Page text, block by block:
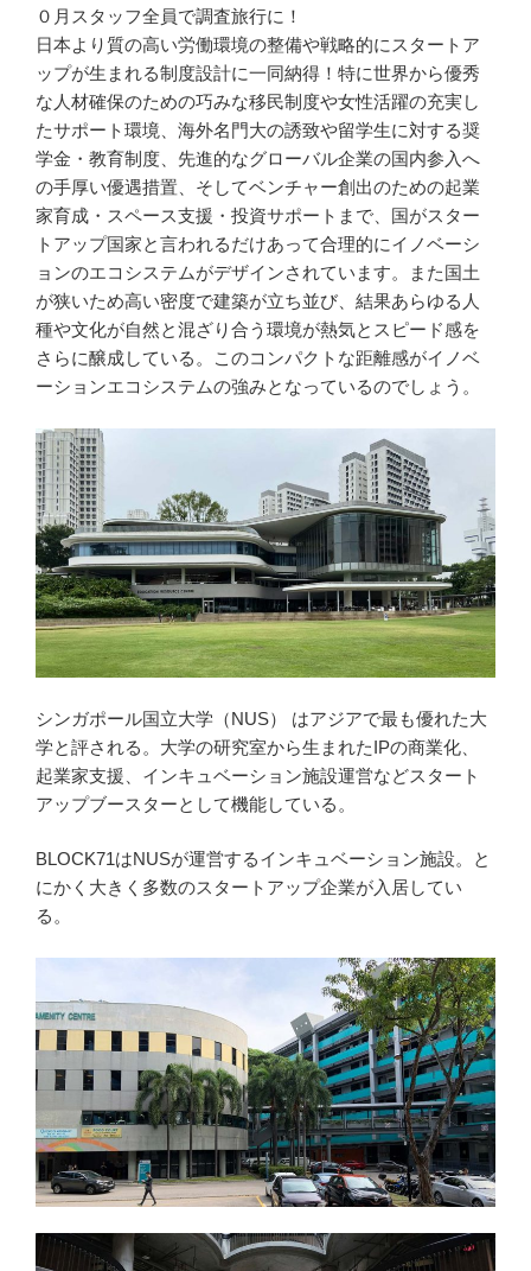
０月スタッフ全員で調査旅行に！
日本より質の高い労働環境の整備や戦略的にスタートア
ップが生まれる制度設計に一同納得！特に世界から優秀
な人材確保のための巧みな移民制度や女性活躍の充実し
たサポート環境、海外名門大の誘致や留学生に対する奨
学金・教育制度、先進的なグローバル企業の国内参入へ
の手厚い優遇措置、そしてベンチャー創出のための起業
家育成・スペース支援・投資サポートまで、国がスター
トアップ国家と言われるだけあって合理的にイノベーシ
ョンのエコシステムがデザインされています。また国土
が狭いため高い密度で建築が立ち並び、結果あらゆる人
種や文化が自然と混ざり合う環境が熱気とスピード感を
さらに醸成している。このコンパクトな距離感がイノベ
ーションエコシステムの強みとなっているのでしょう。
シンガポール国立大学（NUS） はアジアで最も優れた大
学と評される。大学の研究室から生まれたIPの商業化、
起業家支援、インキュベーション施設運営などスタート
アップブースターとして機能している。
BLOCK71はNUSが運営するインキュベーション施設。と
にかく大きく多数のスタートアップ企業が入居してい
る。